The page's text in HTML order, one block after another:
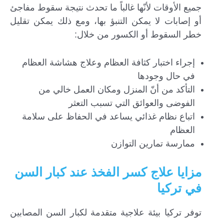
جميع الأوقات لأنّها غالباً ما تحدث نتيجة سقوط مفاجئ
أو إصابات لا يمكن التنبؤ بها، ومع ذلك يمكن تقليل
خطر السقوط أو الكسور من خلال:
إجراء اختبار كثافة العظام وعلاج هشاشة العظام
في حال وجودها
التأكد من أنّ المنزل ومكان العمل خالي من
الفوضى والعوائق التي تسبب التعثر
اتباع نظام غذائي يساعد في الحفاظ على سلامة
العظام
ممارسة تمارين التوازن
مزايا علاج كسر الفخذ عند كبار السن
في تركيا
توفر تركيا بيئة علاجية متقدمة لكبار السن المصابين